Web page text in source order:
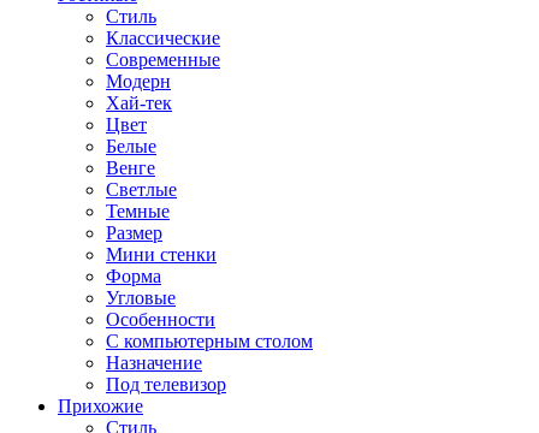
Стиль
Классические
Современные
Модерн
Хай-тек
Цвет
Белые
Венге
Светлые
Темные
Размер
Мини стенки
Форма
Угловые
Особенности
С компьютерным столом
Назначение
Под телевизор
Прихожие
Стиль